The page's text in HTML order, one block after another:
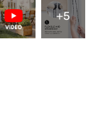
+5